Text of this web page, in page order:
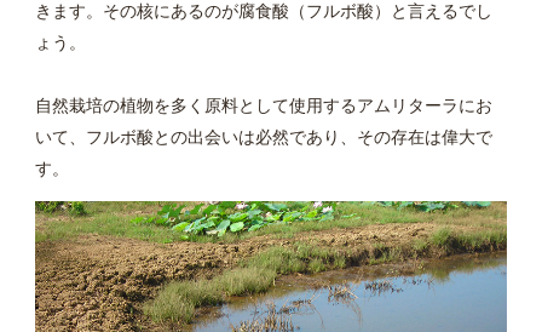
きます。その核にあるのが腐食酸（フルボ酸）と言えるでし
ょう。
自然栽培の植物を多く原料として使用するアムリターラにお
いて、フルボ酸との出会いは必然であり、その存在は偉大で
す。